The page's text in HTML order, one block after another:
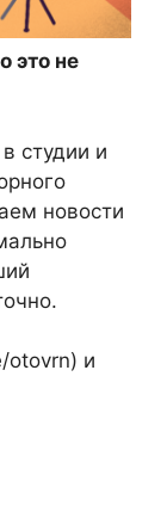
это не
студии и
новости
otovrn) и